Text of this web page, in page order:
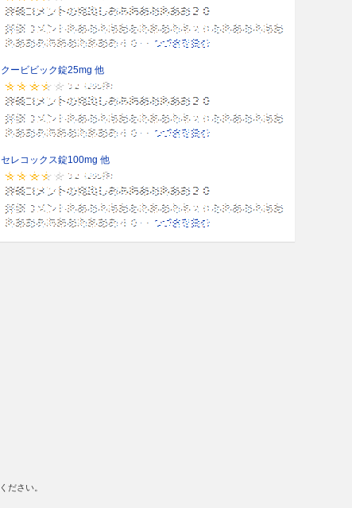
クービビック錠25mg 他
セレコックス錠100mg 他
ださい。